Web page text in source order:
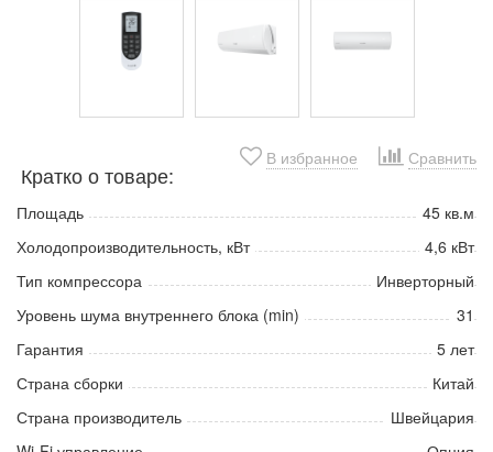
В избранное Сравнить
Кратко о товаре:
Площадь
45 кв.м
Холодопроизводительность, кВт
4,6 кВт
Тип компрессора
Инверторный
Уровень шума внутреннего блока (min)
31
Гарантия
5 лет
Страна сборки
Китай
Страна производитель
Швейцария